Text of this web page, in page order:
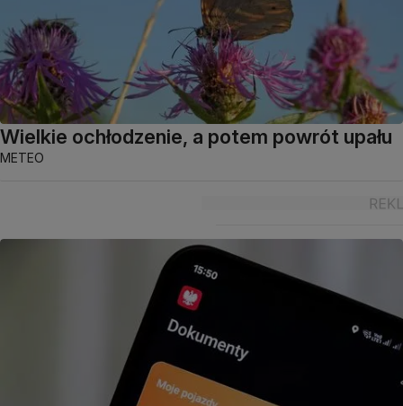
Wielkie ochłodzenie, a potem powrót upału
METEO